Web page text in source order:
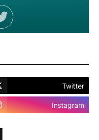
Twitter
Instagram